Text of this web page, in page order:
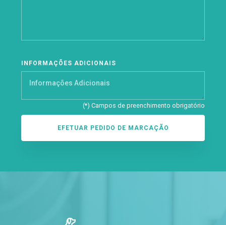
INFORMAÇÕES ADICIONAIS
(*) Campos de preenchimento obrigatório